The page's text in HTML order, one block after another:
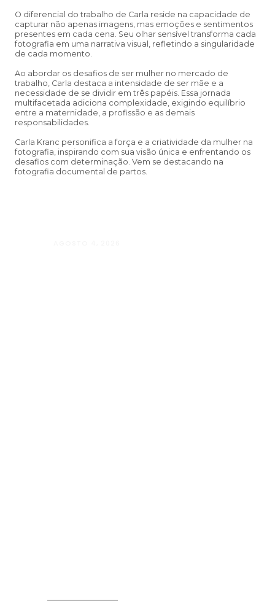
O diferencial do trabalho de Carla reside na capacidade de
capturar não apenas imagens, mas emoções e sentimentos
presentes em cada cena. Seu olhar sensível transforma cada
fotografia em uma narrativa visual, refletindo a singularidade
de cada momento.
Ao abordar os desafios de ser mulher no mercado de
trabalho, Carla destaca a intensidade de ser mãe e a
necessidade de se dividir em três papéis. Essa jornada
multifacetada adiciona complexidade, exigindo equilíbrio
entre a maternidade, a profissão e as demais
responsabilidades.
Carla Kranc personifica a força e a criatividade da mulher na
fotografia, inspirando com sua visão única e enfrentando os
desafios com determinação. Vem se destacando na
fotografia documental de partos.